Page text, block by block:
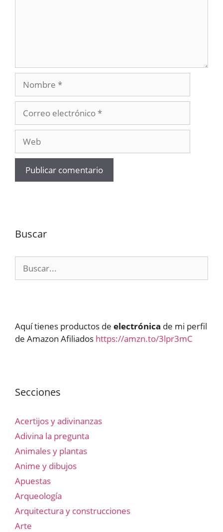
Nombre
electrónico
Buscar
Aquí tienes productos de electrónica de mi perfil
de Amazon Afiliados https://amzn.to/3lpr3mC
Secciones
Acertijos y adivinanzas
Adivina la pregunta
Animales y plantas
Anime y dibujos
Apuestas
Arqueología
Arquitectura y construcciones
Arte